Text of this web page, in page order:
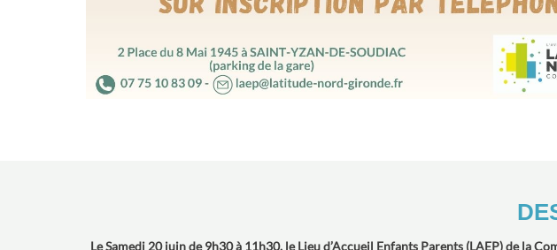
Le Samedi 20 juin de 9h30 à 11h30, le Lieu d’Accueil Enfants Parents (LAEP) de la